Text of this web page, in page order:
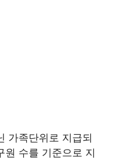
가족단위로 지급되
원 수를 기준으로 지